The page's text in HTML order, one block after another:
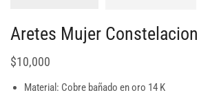
Aretes Mujer Constelacion
$10,000
Material: Cobre bañado en oro 14 K